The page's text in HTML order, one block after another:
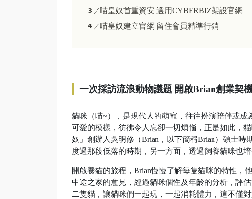
𝟯 ／ 喵皇奴首重資安 選用CYBERBIZ架設官網
𝟰 ／ 喵皇奴建立官網 留住會員精準行銷
一次採訪流浪動物議題 開啟Brian創業契
貓咪（喵~），是現代人的萌寵，往往扮演陪伴或
可愛的模樣，彷彿令人忘卻一切煩惱，正是如此，
奴」創辦人吳明修（Brian，以下簡稱Brian）碩士
度過那段低落的時期，另一方面，透過飼養貓咪也培
開啟養貓的旅程，Brian慢慢了解每隻貓咪的特性，
中途之家的意見，經過貓咪個性及年齡的分析，評
二隻貓，讓貓咪們一起玩，一起消耗體力，這不僅